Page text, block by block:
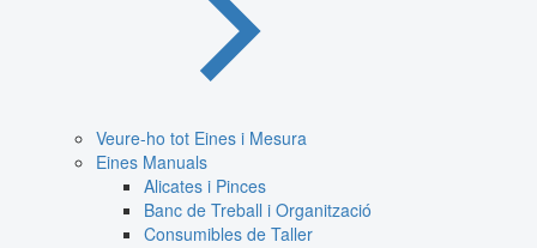
Veure-ho tot Eines i Mesura
Eines Manuals
Alicates i Pinces
Banc de Treball i Organització
Consumibles de Taller